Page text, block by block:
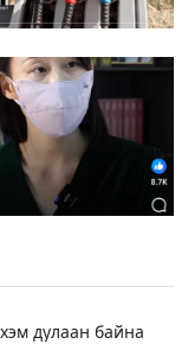
дулаан байна